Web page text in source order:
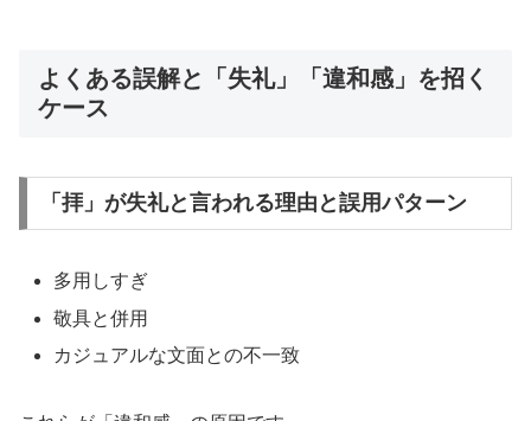
よくある誤解と「失礼」「違和感」を招く
ケース
「拝」が失礼と言われる理由と誤用パターン
多用しすぎ
敬具と併用
カジュアルな文面との不一致